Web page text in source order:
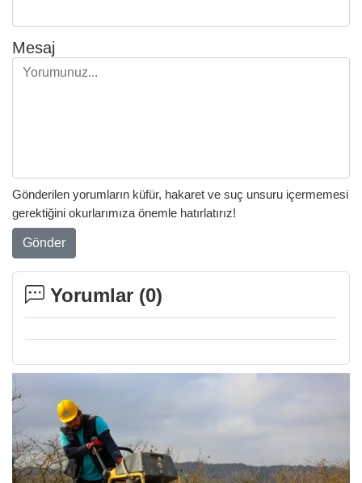
Mesaj
Gönderilen yorumların küfür, hakaret ve suç unsuru içermemesi
gerektiğini okurlarımıza önemle hatırlatırız!
Gönder
Yorumlar (0)